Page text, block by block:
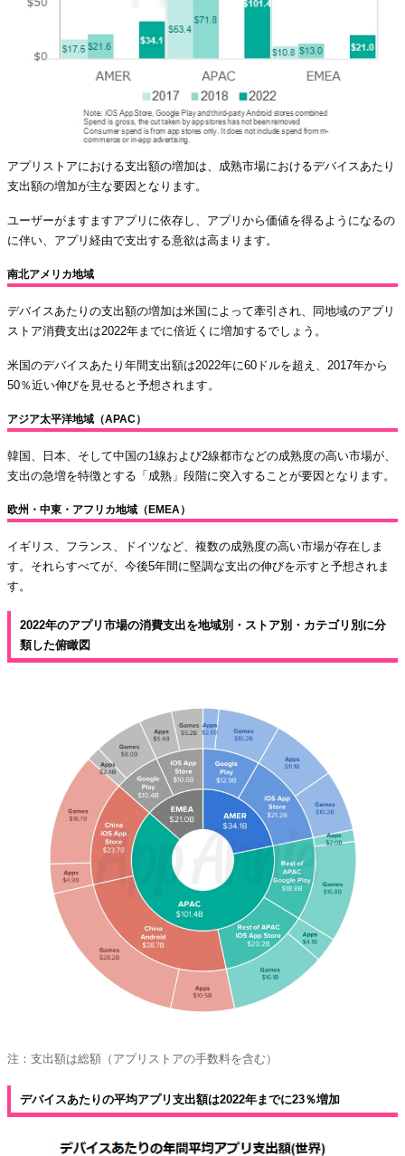
アプリストアにおける支出額の増加は、成熟市場におけるデバイスあたり
支出額の増加が主な要因となります。
ユーザーがますますアプリに依存し、アプリから価値を得るようになるの
に伴い、アプリ経由で支出する意欲は高まります。
南北アメリカ地域
デバイスあたりの支出額の増加は米国によって牽引され、同地域のアプリ
ストア消費支出は2022年までに倍近くに増加するでしょう。
米国のデバイスあたり年間支出額は2022年に60ドルを超え、2017年から
50％近い伸びを見せると予想されます。
アジア太平洋地域（APAC）
韓国、日本、そして中国の1線および2線都市などの成熟度の高い市場が、
支出の急増を特徴とする「成熟」段階に突入することが要因となります。
欧州・中東・アフリカ地域（EMEA）
イギリス、フランス、ドイツなど、複数の成熟度の高い市場が存在しま
す。それらすべてが、今後5年間に堅調な支出の伸びを示すと予想されま
す。
2022年のアプリ市場の消費支出を地域別・ストア別・カテゴリ別に分
類した俯瞰図
注：支出額は総額（アプリストアの手数料を含む）
デバイスあたりの平均アプリ支出額は2022年までに23％増加